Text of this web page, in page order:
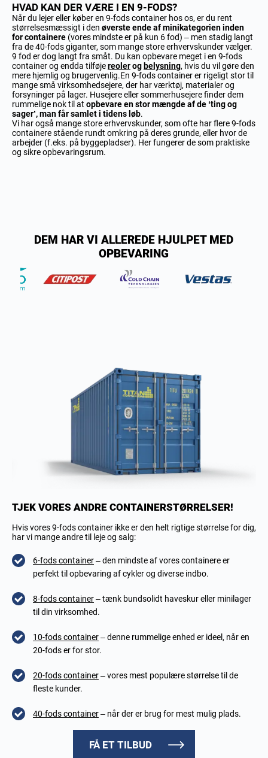
HVAD KAN DER VÆRE I EN 9-FODS?
Når du lejer eller køber en 9-fods container hos os, er du rent
størrelsesmæssigt i den øverste ende af minikategorien inden
for containere (vores mindste er på kun 6 fod) – men stadig langt
fra de 40-fods giganter, som mange store erhvervskunder vælger.
9 fod er dog langt fra småt. Du kan opbevare meget i en 9-fods
container og endda tilføjereolerogbelysning, hvis du vil gøre den
mere hjemlig og brugervenlig.En 9-fods container er rigeligt stor til
mange små virksomhedsejere, der har værktøj, materialer og
forsyninger på lager. Husejere eller sommerhusejere finder dem
rummelige nok til at opbevare en stor mængde af de ‘ting og
sager’, man får samlet i tidens løb.
Vi har også mange store erhvervskunder, som ofte har flere 9-fods
containere stående rundt omkring på deres grunde, eller hvor de
arbejder (f.eks. på byggepladser). Her fungerer de som praktiske
og sikre opbevaringsrum.
DEM HAR VI ALLEREDE HJULPET MED
OPBEVARING
TJEK VORES ANDRE CONTAINERSTØRRELSER!
Hvis vores 9-fods container ikke er den helt rigtige størrelse for dig,
har vi mange andre til leje og salg:
6-fods container– den mindste af vores containere er
perfekt til opbevaring af cykler og diverse indbo.
8-fods container– tænk bundsolidt haveskur eller minilager
til din virksomhed.
10-fods container– denne rummelige enhed er ideel, når en
20-fods er for stor.
20-fods container– vores mest populære størrelse til de
fleste kunder.
40-fods container– når der er brug for mest mulig plads.
FÅ ET TILBUD